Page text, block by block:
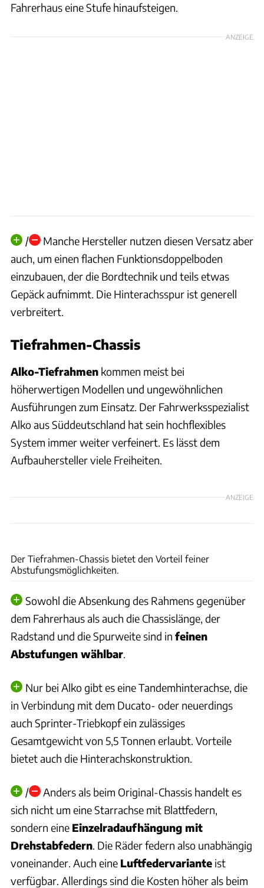
Fahrerhaus eine Stufe hinaufsteigen.
ANZEIGE
/
Manche Hersteller nutzen diesen Versatz aber
auch, um einen flachen Funktionsdoppelboden
einzubauen, der die Bordtechnik und teils etwas
Gepäck aufnimmt. Die Hinterachsspur ist generell
verbreitert.
Tiefrahmen-Chassis
Alko-Tiefrahmen kommen meist bei
höherwertigen Modellen und ungewöhnlichen
Ausführungen zum Einsatz. Der Fahrwerksspezialist
Alko aus Süddeutschland hat sein hochflexibles
System immer weiter verfeinert. Es lässt dem
Aufbauhersteller viele Freiheiten.
ANZEIGE
Der Tiefrahmen-Chassis bietet den Vorteil feiner
Abstufungsmöglichkeiten.
Sowohl die Absenkung des Rahmens gegenüber
dem Fahrerhaus als auch die Chassislänge, der
Radstand und die Spurweite sind in feinen
Abstufungen wählbar.
Nur bei Alko gibt es eine Tandemhinterachse, die
in Verbindung mit dem Ducato- oder neuerdings
auch Sprinter-Triebkopf ein zulässiges
Gesamtgewicht von 5,5 Tonnen erlaubt. Vorteile
bietet auch die Hinterachskonstruktion.
/
Anders als beim Original-Chassis handelt es
sich nicht um eine Starrachse mit Blattfedern,
sondern eine Einzelradaufhängung mit
Drehstabfedern. Die Räder federn also unabhängig
voneinander. Auch eine Luftfedervariante ist
verfügbar. Allerdings sind die Kosten höher als beim